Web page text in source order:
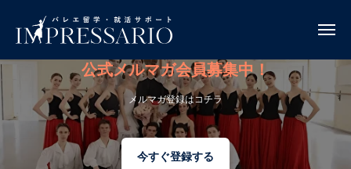
公式メルマガ会員募集中！
メルマガ登録はコチラ
今すぐ登録する